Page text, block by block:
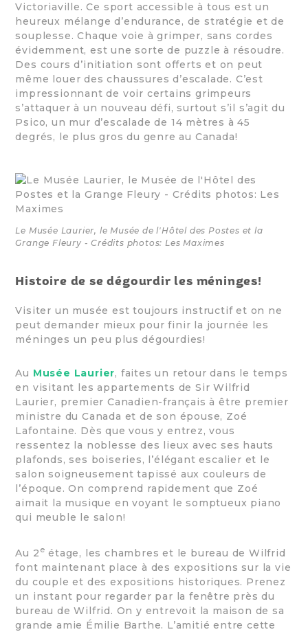
Victoriaville. Ce sport accessible à tous est un
heureux mélange d’endurance, de stratégie et de
souplesse. Chaque voie à grimper, sans cordes
évidemment, est une sorte de puzzle à résoudre.
Des cours d’initiation sont offerts et on peut
même louer des chaussures d’escalade. C’est
impressionnant de voir certains grimpeurs
s’attaquer à un nouveau défi, surtout s’il s’agit du
Psico, un mur d’escalade de 14 mètres à 45
degrés, le plus gros du genre au Canada!
Le Musée Laurier, le Musée de l'Hôtel des Postes et la
Grange Fleury - Crédits photos: Les Maximes
Histoire de se dégourdir les méninges!
Visiter un musée est toujours instructif et on ne
peut demander mieux pour finir la journée les
méninges un peu plus dégourdies!
Au Musée Laurier, faites un retour dans le temps
en visitant les appartements de Sir Wilfrid
Laurier, premier Canadien-français à être premier
ministre du Canada et de son épouse, Zoé
Lafontaine. Dès que vous y entrez, vous
ressentez la noblesse des lieux avec ses hauts
plafonds, ses boiseries, l’élégant escalier et le
salon soigneusement tapissé aux couleurs de
l’époque. On comprend rapidement que Zoé
aimait la musique en voyant le somptueux piano
qui meuble le salon!
Au 2 e étage, les chambres et le bureau de Wilfrid
font maintenant place à des expositions sur la vie
du couple et des expositions historiques. Prenez
un instant pour regarder par la fenêtre près du
bureau de Wilfrid. On y entrevoit la maison de sa
grande amie Émilie Barthe. L’amitié entre cette